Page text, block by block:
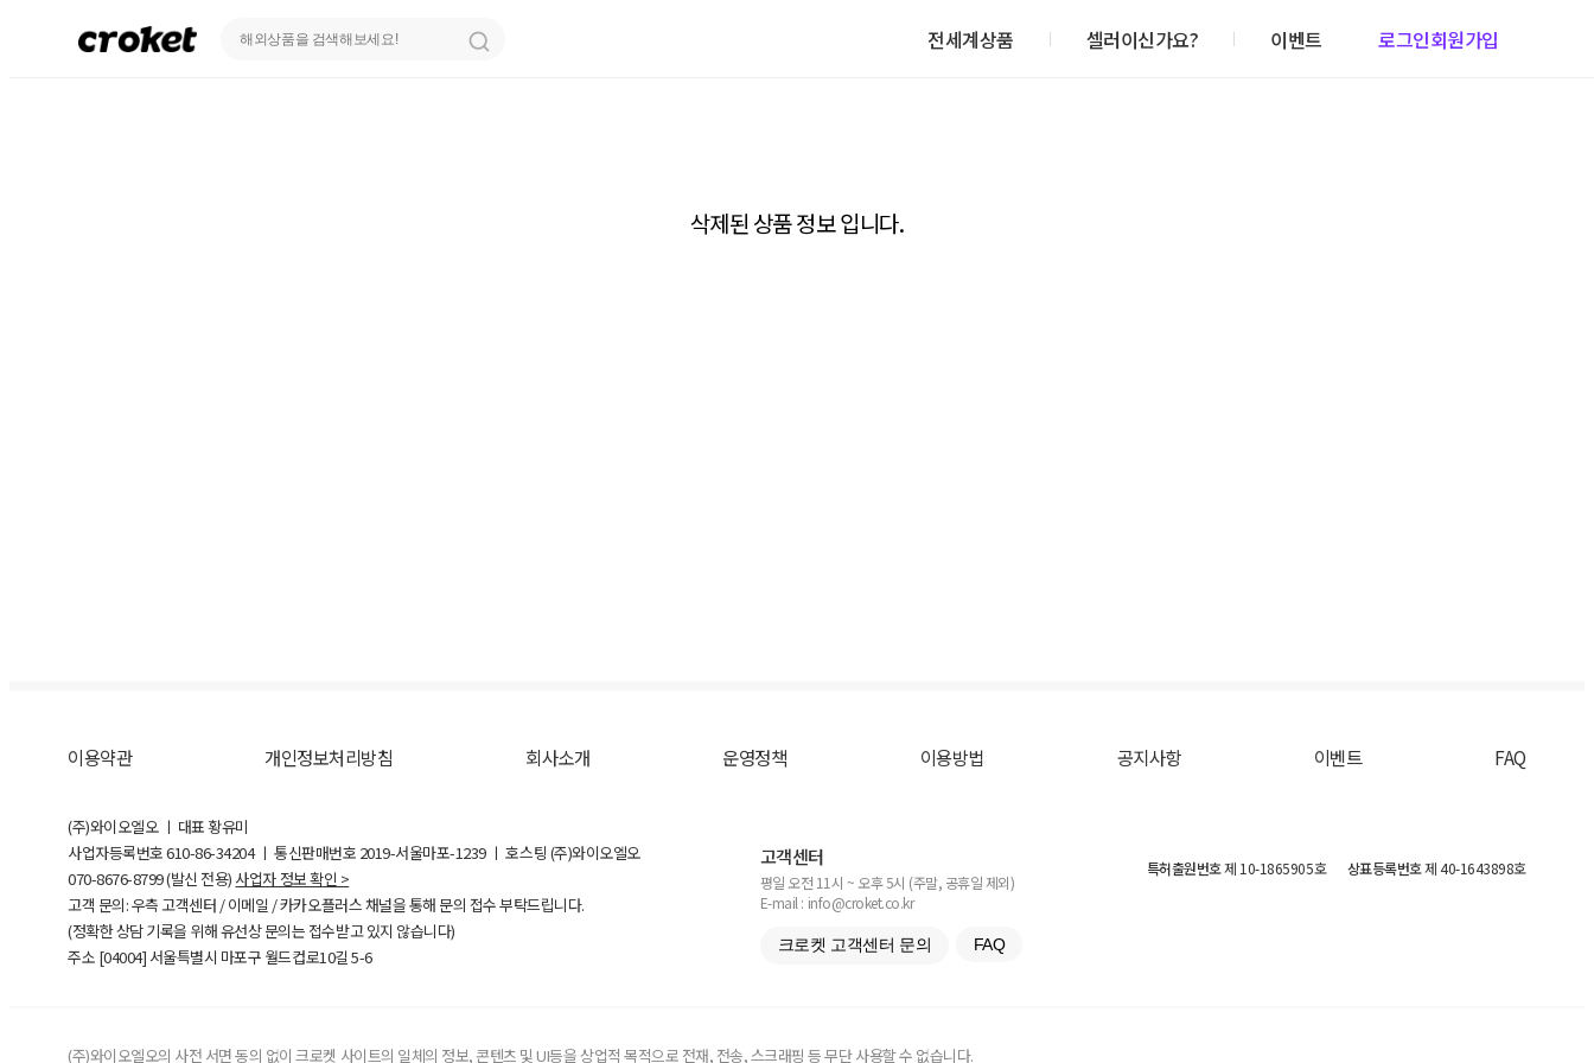
전세계상품 셀러이신가요? 이벤트 로그인회원가입
삭제된 상품 정보 입니다.
이용약관 개인정보처리방침 회사소개 운영정책 이용방법 공지사항 이벤트 FAQ
(주)와이오엘오 ㅣ 대표 황유미
사업자등록번호610-86-34204ㅣ 통신판매번호 2019-서울마포-1239 ㅣ 호스팅 (주)와이오엘오
070-8676-8799 (발신 전용) 사업자 정보 확인 >
고객 문의: 우측 고객센터 / 이메일 / 카카오플러스 채널을 통해 문의 접수 부탁드립니다.
(정확한 상담 기록을 위해 유선상 문의는 접수받고 있지 않습니다)
주소 [04004] 서울특별시 마포구 월드컵로10길5-6
고객센터
평일 오전 11시 ~ 오후 5시 (주말, 공휴일 제외)
E-mail : info@croket.co.kr
크로켓 고객센터 문의 FAQ
특허출원번호제 10-1865905호 상표등록번호제 40-1643898호
(주)와이오엘오의 사전 서면 동의 없이 크로켓 사이트의 일체의 정보, 콘텐츠 및 UI등을 상업적 목적으로 전재, 전송, 스크래핑 등 무단 사용할 수 없습니다.